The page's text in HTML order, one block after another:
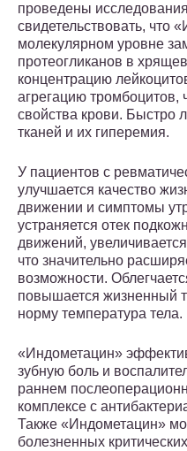
проведены
свидетельствовать, что
молекулярном уровне
протеогликанов в
концентрацию
агрегацию тромбоцитов,
свойства крови. Быстро
тканей и их гиперемия.
У пациентов с
улучшается качество
движении и симптомы
устраняется отек
движений,
что значительно
возможности.
повышается жизненный
норму температура тела.
«Индометацин»
зубную боль и
раннем
комплексе с
Также «Индометацин»
болезненных критических